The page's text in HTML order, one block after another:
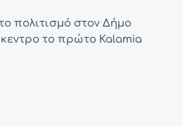
πολιτισμό στον Δήμο
το πρώτο Kalamia